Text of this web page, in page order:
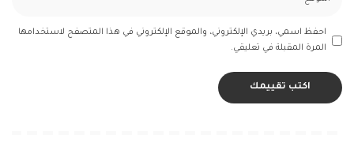
احفظ اسمي، بريدي الإلكتروني، والموقع الإلكتروني في هذا المتصفح لاستخدامها
المرة المقبلة في تعليقي.